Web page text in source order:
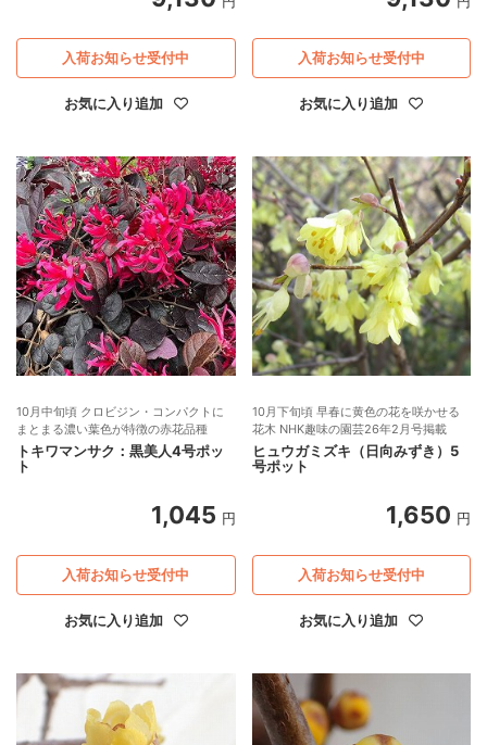
お気に入り追加
入荷お知らせ受付中
お気に入り追加
入荷お知らせ受付中
10月中旬頃 クロビジン・コンパクトに
まとまる濃い葉色が特徴の赤花品種
トキワマンサク：黒美人4号ポッ
ト
1,045 円
お気に入り追加
入荷お知らせ受付中
10月下旬頃 早春に黄色の花を咲かせる
花木 NHK趣味の園芸26年2月号掲載
ヒュウガミズキ（日向みずき）5
号ポット
1,650 円
お気に入り追加
入荷お知らせ受付中